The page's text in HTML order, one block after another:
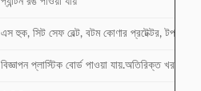
এস হুক, সিট সেফ বেল্ট, বটম কোণার প্রটেক্টর, টপ
বিজ্ঞাপন প্লাস্টিক বোর্ড পাওয়া যায়.অতিরিক্ত খরচ.